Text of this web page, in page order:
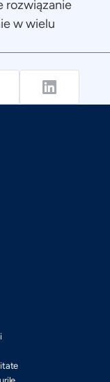
rozwiązanie
w wielu